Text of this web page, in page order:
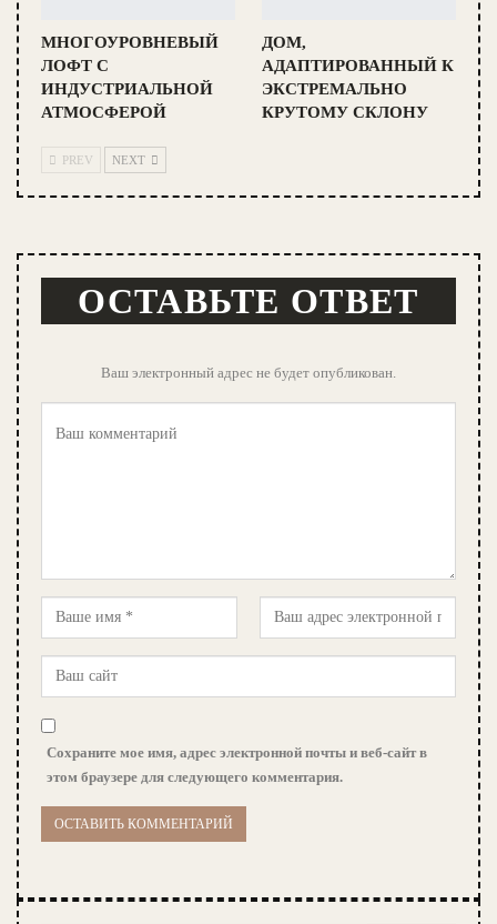
МНОГОУРОВНЕВЫЙ
ЛОФТ С
ИНДУСТРИАЛЬНОЙ
АТМОСФЕРОЙ
ДОМ,
АДАПТИРОВАННЫЙ К
ЭКСТРЕМАЛЬНО
КРУТОМУ СКЛОНУ
PREV NEXT
ОСТАВЬТЕ ОТВЕТ
Ваш электронный адрес не будет опубликован.
Сохраните мое имя, адрес электронной почты и веб-сайт в
этом браузере для следующего комментария.